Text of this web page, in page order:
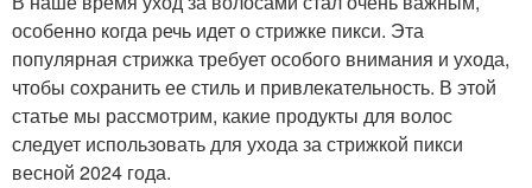
особенно когда речь идет о стрижке пикси. Эта
популярная стрижка требует особого внимания и ухода,
чтобы сохранить ее стиль и привлекательность. В этой
статье мы рассмотрим, какие продукты для волос
следует использовать для ухода за стрижкой пикси
весной 2024 года.